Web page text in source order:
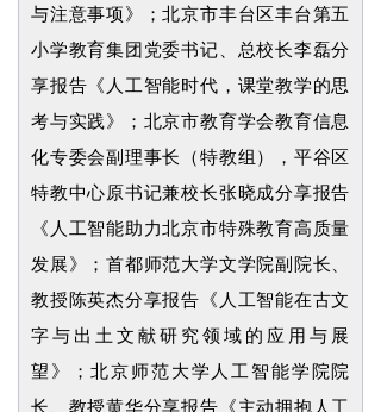
与注意事项》；北京市丰台区丰台第五
小学教育集团党委书记、总校长李磊分
享报告《人工智能时代，课堂教学的思
考与实践》；北京市教育学会教育信息
化专委会副理事长（特教组），平谷区
特教中心原书记兼校长张晓成分享报告
《人工智能助力北京市特殊教育高质量
发展》；首都师范大学文学院副院长、
教授陈英杰分享报告《人工智能在古文
字与出土文献研究领域的应用与展
望》；北京师范大学人工智能学院院
长、教授黄华分享报告《主动拥抱人工